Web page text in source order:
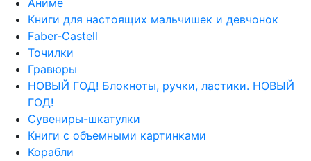
Аниме
Книги для настоящих мальчишек и девчонок
Faber-Castell
Точилки
Гравюры
НОВЫЙ ГОД! Блокноты, ручки, ластики. НОВЫЙ
ГОД!
Сувениры-шкатулки
Книги с объемными картинками
Корабли